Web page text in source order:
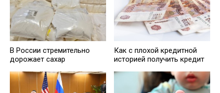
В России стремительно
дорожает сахар
Кaк с плохой кредитной
историей получить кредит